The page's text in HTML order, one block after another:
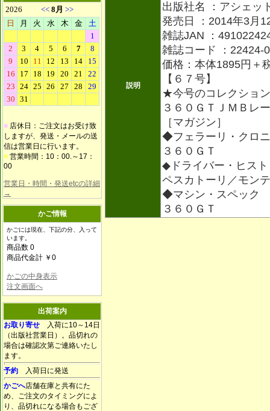
■ 店休日：ご注文はお受け致
しますが、発送・メールの送
信は営業日に行います。
■ 営業時間：10：00.～17：
00
営業日・時間・発送etcの詳細
→
かご情報
かごには現在、下記の分、入って
います。
商品数 0
商品代金計 ￥0
かごの中身表示
注文画面へ
出荷案内
お取り寄せ 入荷に10～14日
（出版社営業日）。品切れの
場合は確認次第ご連絡いたし
ます。
予約 入荷日に発送
かごへ店舗在庫と共有にた
め、ご注文のタイミングによ
り、品切れになる場合もござ
説明
出版社名 ：アシェッ
発売日 ：2014年3月
雑誌JAN ：
雑誌コード ：22424-
価格：本体1895円＋
【６７号】
★今号のコレクション
３６０ＧＴＪＭＢレ
［マガジン］
◆フェラーリ・クロ
３６０ＧＴ
◆ドライバー・ヒス
ペスカトーリ／モン
◆マシン・スペック
３６０ＧＴ